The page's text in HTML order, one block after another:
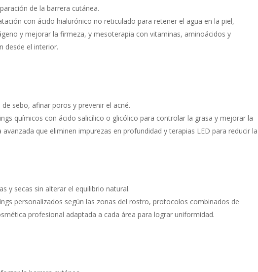
de la barrera cutánea.
con ácido hialurónico no reticulado para retener el agua en la piel,
y mejorar la firmeza, y mesoterapia con vitaminas, aminoácidos y
desde el interior.
sebo, afinar poros y prevenir el acné.
químicos con ácido salicílico o glicólico para controlar la grasa y mejorar la
que eliminen impurezas en profundidad y terapias LED para reducir la
y secas sin alterar el equilibrio natural.
personalizados según las zonas del rostro, protocolos combinados de
profesional adaptada a cada área para lograr uniformidad.